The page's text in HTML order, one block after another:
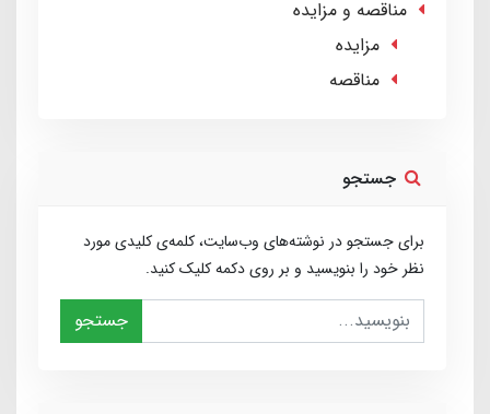
مناقصه و مزایده
مزایده
مناقصه
جستجو
برای جستجو در نوشته‌های وب‌سایت، کلمه‌ی کلیدی مورد
نظر خود را بنویسید و بر روی دکمه کلیک کنید.
جستجو